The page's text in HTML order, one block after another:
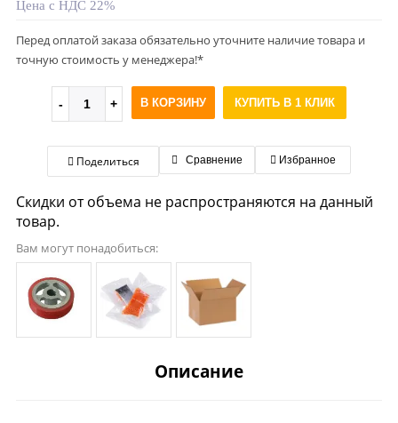
Цена с НДС 22%
Перед оплатой заказа обязательно уточните наличие товара и
точную стоимость у менеджера!*
В КОРЗИНУ КУПИТЬ В 1 КЛИК
Поделиться Сравнение Избранное
Скидки от объема не распространяются на данный
товар.
Вам могут понадобиться:
Описание